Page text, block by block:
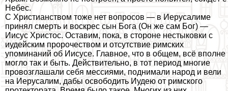
Небес.
С Христианством тоже нет вопросов — в Иерусалиме
принял cмepть и воскрес сын Бога (Он же сам Бог) —
Иисус Христос. Оставим, пока, в стороне нестыковки с
иудейским пророчеством и отсутствие римских
упоминаний об Иисусе. Главное, что в общем, всё вполне
могло так и быть. Действительно, в тот период многие
провозглашали себя мессиями, поднимали народ и вели
на Иерусалим, дабы освободить Иудею от римского